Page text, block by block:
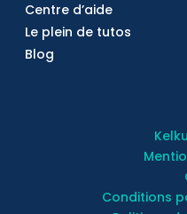
Centre d’aide
Le plein de tutos
Blog
Conditions